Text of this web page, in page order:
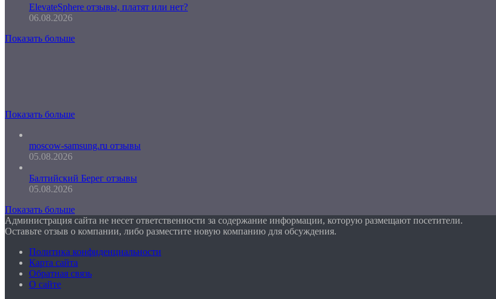
ElevateSphere отзывы, платят или нет?
06.08.2026
Показать больше
Показать больше
moscow-samsung.ru отзывы
05.08.2026
Балтийский Берег отзывы
05.08.2026
Показать больше
Администрация сайта не несет ответственности за содержание информации, которую размещают посетители.
Оставьте отзыв о компании, либо разместите новую компанию для обсуждения.
Политика конфиденциальности
Карта сайта
Обратная связь
О сайте